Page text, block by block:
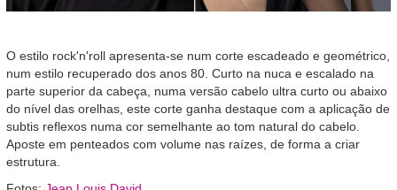
O estilo rock'n'roll apresenta-se num corte escadeado e geométrico,
num estilo recuperado dos anos 80. Curto na nuca e escalado na
parte superior da cabeça, numa versão cabelo ultra curto ou abaixo
do nível das orelhas, este corte ganha destaque com a aplicação de
subtis reflexos numa cor semelhante ao tom natural do cabelo.
Aposte em penteados com volume nas raízes, de forma a criar
estrutura.